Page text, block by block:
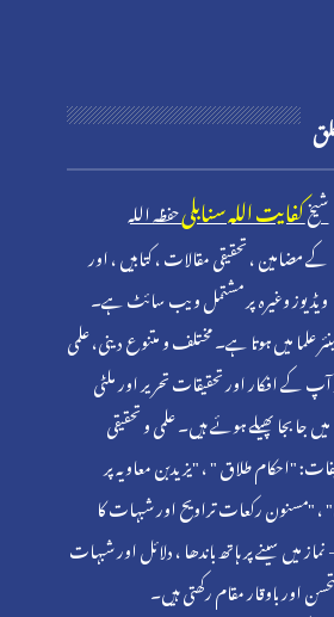
شیخکفایت اللہ سنابلیحفظہ اللہ
کے مضامین ، تحقیقی مقالات ، کتابیں ، اور
ویڈیوز وغیرہ پر مشتمل ویب سائٹ ہے۔
علما میں ہوتا ہے۔ مختلف و متنوع دینی، علمی
کے افکار اور تحقیقات تحریر اور ملٹی
جا بجا پھیلے ہوئے ہیں۔ علمی و تحقیقی
"احکام طلاق " ، "یزیدبن معاویہ پر
، "مسنون رکعات تراویح اور شبہات کا
میں سینے پر ہاتھ باندھا ، دلائل اور شبہات
اور باوقار مقام رکھتی ہیں۔